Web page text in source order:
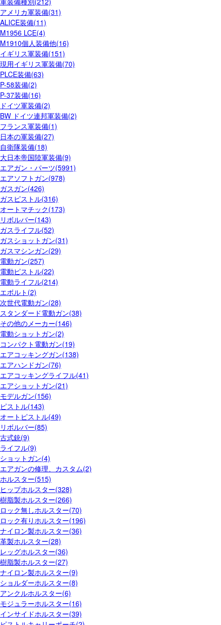
アメリカ軍装備(31)
ALICE装備(11)
M1956 LCE(4)
M1910個人装備他(16)
イギリス軍装備(151)
現用イギリス軍装備(70)
PLCE装備(63)
P-58装備(2)
P-37装備(16)
ドイツ軍装備(2)
BW ドイツ連邦軍装備(2)
フランス軍装備(1)
日本の軍装備(27)
自衛隊装備(18)
大日本帝国陸軍装備(9)
エアガン・パーツ(5991)
エアソフトガン(978)
ガスガン(426)
ガスピストル(316)
オートマチック(173)
リボルバー(143)
ガスライフル(52)
ガスショットガン(31)
ガスマシンガン(29)
電動ガン(257)
電動ピストル(22)
電動ライフル(214)
エボルト(2)
次世代電動ガン(28)
スタンダード電動ガン(38)
その他のメーカー(146)
電動ショットガン(2)
コンパクト電動ガン(19)
エアコッキングガン(138)
エアハンドガン(76)
エアコッキングライフル(41)
エアショットガン(21)
モデルガン(156)
ピストル(143)
オートピストル(49)
リボルバー(85)
古式銃(9)
ライフル(9)
ショットガン(4)
エアガンの修理、カスタム(2)
ホルスター(515)
ヒップホルスター(328)
樹脂製ホルスター(266)
ロック無しホルスター(70)
ロック有りホルスター(196)
ナイロン製ホルスター(36)
革製ホルスター(28)
レッグホルスター(36)
樹脂製ホルスター(27)
ナイロン製ホルスター(9)
ショルダーホルスター(8)
アンクルホルスター(6)
モジュラーホルスター(16)
インサイドホルスター(39)